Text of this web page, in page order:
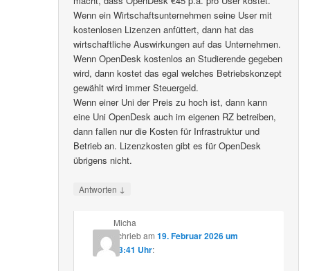
Wenn ein Wirtschaftsunternehmen seine User mit
kostenlosen Lizenzen anfüttert, dann hat das
wirtschaftliche Auswirkungen auf das Unternehmen.
Wenn OpenDesk kostenlos an Studierende gegeben
wird, dann kostet das egal welches Betriebskonzept
gewählt wird immer Steuergeld.
Wenn einer Uni der Preis zu hoch ist, dann kann
eine Uni OpenDesk auch im eigenen RZ betreiben,
dann fallen nur die Kosten für Infrastruktur und
Betrieb an. Lizenzkosten gibt es für OpenDesk
übrigens nicht.
Antworten ↓
Micha
schriebam 19. Februar 2026 um
13:41 Uhr: